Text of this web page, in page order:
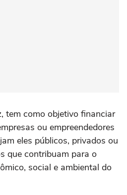
tem como objetivo financiar
ou empreendedores
eles públicos, privados ou
que contribuam para o
social e ambiental do